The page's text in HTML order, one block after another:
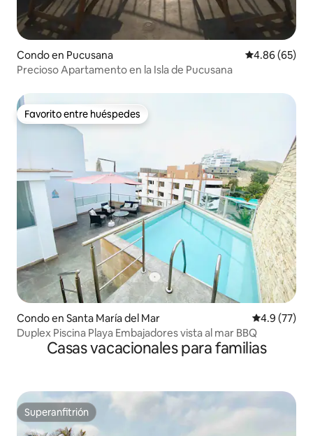
Condo en Pucusana Calificación
4.86 (65)
Precioso Apartamento en la Isla de Pucusana
Favorito entre huéspedes
Favorito entre huéspedes
Condo en Santa María del Mar Calificación
4.9 (77)
Duplex Piscina Playa Embajadores vista al mar BBQ
Casas vacacionales para familias
Superanfitrión
Superanfitrión